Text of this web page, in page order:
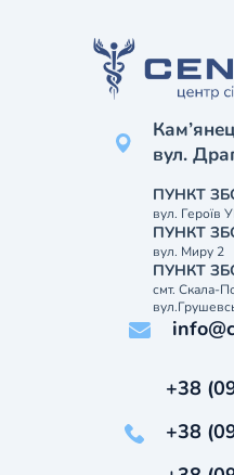
вул.
ПУНКТ
вул. Героїв
ПУНКТ
вул. Миру 2
ПУНКТ
смт. Скала-
+38
+38